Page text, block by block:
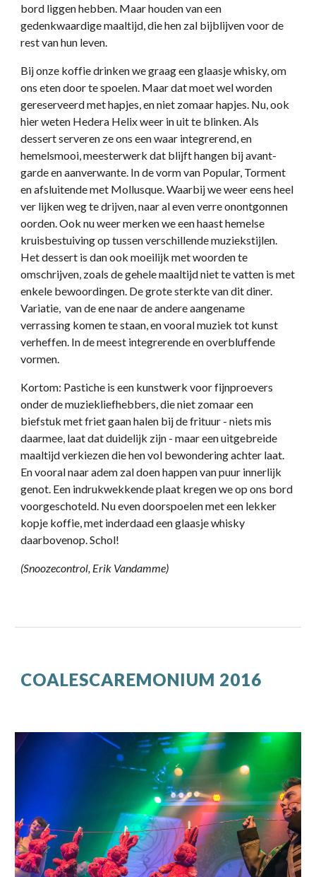
bord liggen hebben. Maar houden van een
gedenkwaardige maaltijd, die hen zal bijblijven voor de
rest van hun leven.
Bij onze koffie drinken we graag een glaasje whisky, om
ons eten door te spoelen. Maar dat moet wel worden
gereserveerd met hapjes, en niet zomaar hapjes. Nu, ook
hier weten Hedera Helix weer in uit te blinken. Als
dessert serveren ze ons een waar integrerend, en
hemelsmooi, meesterwerk dat blijft hangen bij avant-
garde en aanverwante. In de vorm van Popular, Torment
en afsluitende met Mollusque. Waarbij we weer eens heel
ver lijken weg te drijven, naar al even verre onontgonnen
oorden. Ook nu weer merken we een haast hemelse
kruisbestuiving op tussen verschillende muziekstijlen.
Het dessert is dan ook moeilijk met woorden te
omschrijven, zoals de gehele maaltijd niet te vatten is met
enkele bewoordingen. De grote sterkte van dit diner.
Variatie, van de ene naar de andere aangename
verrassing komen te staan, en vooral muziek tot kunst
verheffen. In de meest integrerende en overbluffende
vormen.
Kortom: Pastiche is een kunstwerk voor fijnproevers
onder de muziekliefhebbers, die niet zomaar een
biefstuk met friet gaan halen bij de frituur - niets mis
daarmee, laat dat duidelijk zijn - maar een uitgebreide
maaltijd verkiezen die hen vol bewondering achter laat.
En vooral naar adem zal doen happen van puur innerlijk
genot. Een indrukwekkende plaat kregen we op ons bord
voorgeschoteld. Nu even doorspoelen met een lekker
kopje koffie, met inderdaad een glaasje whisky
daarbovenop. Schol!
(Snoozecontrol, Erik Vandamme)
COALESCAREMONIUM 2016